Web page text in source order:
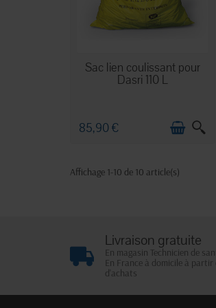
EN STOCK
Sac lien coulissant pour
Dasri 110 L
85,90 €
Affichage 1-10 de 10 article(s)
Livraison gratuite
En magasin Technicien de
En France à domicile à partir
d'achats